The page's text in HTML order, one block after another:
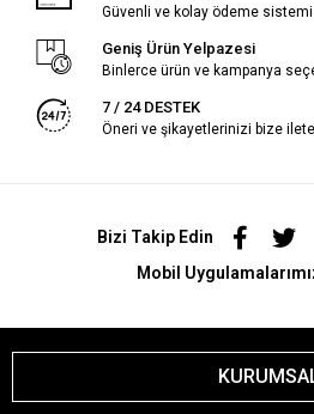
Güvenli ve kolay ödeme sistemi
Geniş Ürün Yelpazesi
Binlerce ürün ve kampanya
7 / 24 DESTEK
Öneri ve şikayetlerinizi bize
Bizi Takip Edin
Mobil